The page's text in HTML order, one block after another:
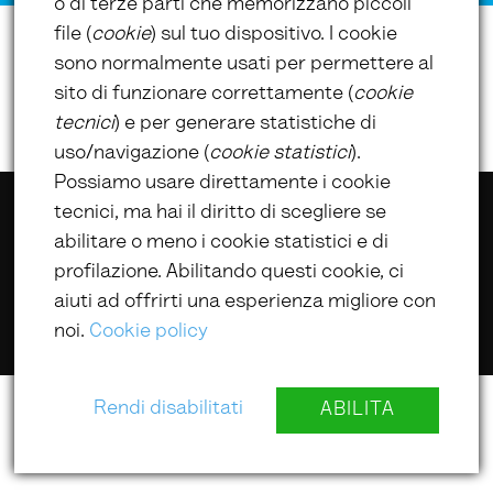
@ UmbriaLibri 2022
o di terze parti che memorizzano piccoli
file (cookie) sul tuo dispositivo. I cookie
sono normalmente usati per permettere al
sito di funzionare correttamente (cookie
tecnici) e per generare statistiche di
uso/navigazione (cookie statistici).
Possiamo usare direttamente i cookie
tecnici, ma hai il diritto di scegliere se
abilitare o meno i cookie statistici e di
profilazione. Abilitando questi cookie, ci
aiuti ad offrirti una esperienza migliore con
noi. Cookie policy
ABILITA
Rendi disabilitati